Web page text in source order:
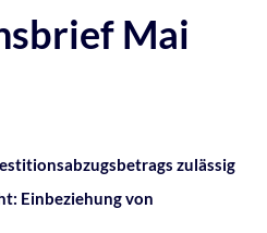
Mai
zulässig
Einbeziehung von